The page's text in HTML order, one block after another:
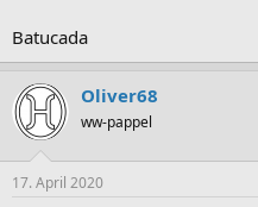
Batucada
Oliver68
ww-pappel
17. April 2020